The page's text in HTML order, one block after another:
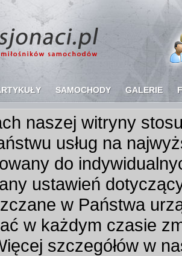
SAMOCHODY GALERIE
naszej witryny
usług na
do
ustawień
w Państwa
w każdym czasie
szczegółów w